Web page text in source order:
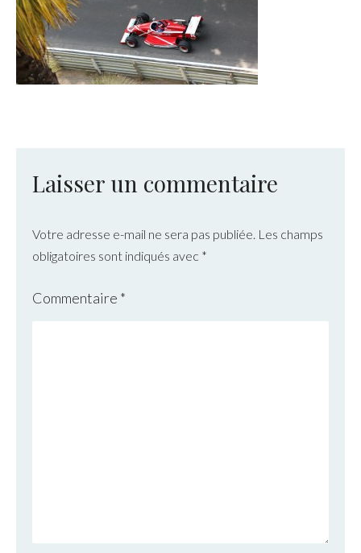
Laisser un commentaire
Votre adresse e-mail ne sera pas publiée. Les champs
obligatoires sont indiqués avec *
Commentaire *